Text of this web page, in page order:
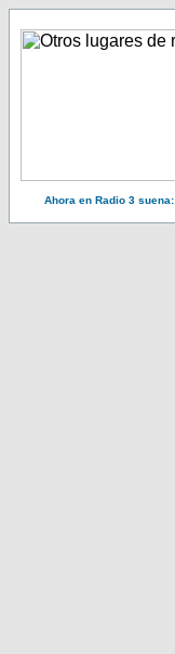
Ahora en Radio 3 suena: